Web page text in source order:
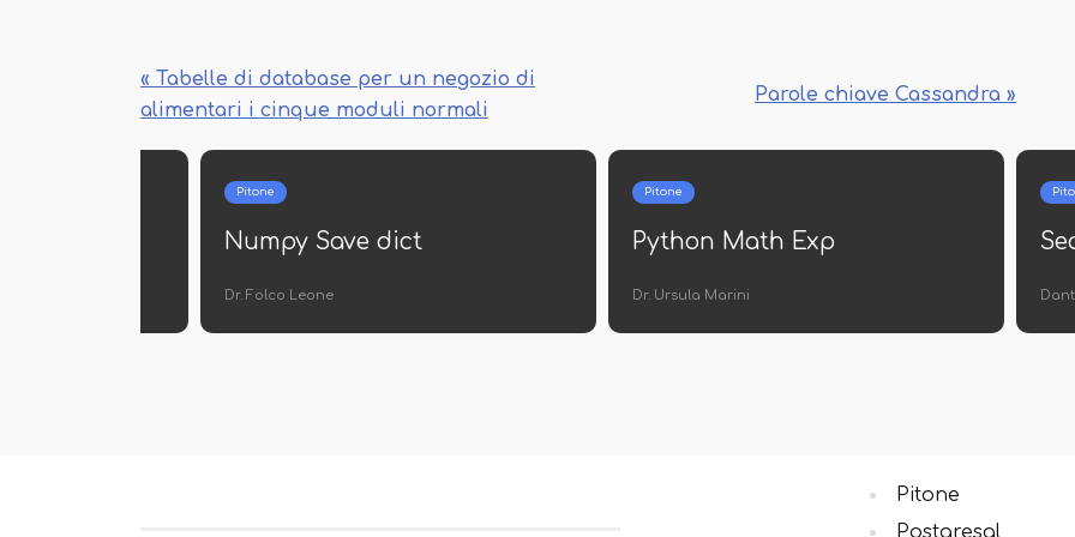
« Tabelle di database per un negozio di
alimentari i cinque moduli normali
Parole chiave Cassandra »
Pitone
Seaborn Save trama
Dante Palumbo
Pitone
Seaborn orizzontal Bar trama
Nestore Caruso
Pitone
Come
Nunzia
Pitone
Postgresql